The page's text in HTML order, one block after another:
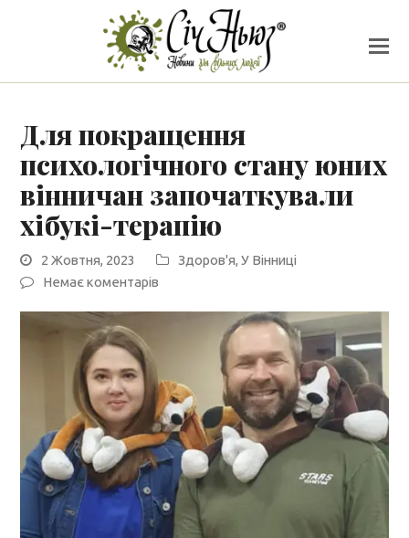
Для покращення
психологічного стану юних
вінничан започаткували
хібукі-терапію
2 Жовтня, 2023 Здоров'я,У Вінниці
Немає коментарів